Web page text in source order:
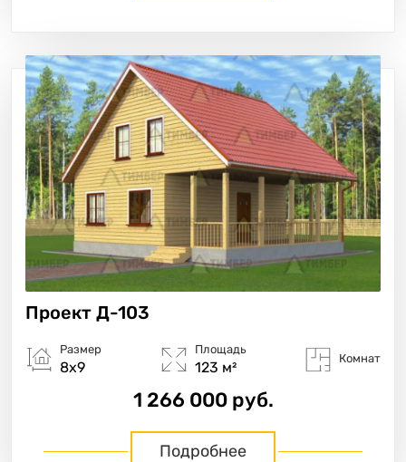
Проект Д-103
Размер
8х9
Площадь
123 м²
Комнат
1 266 000 руб.
Подробнее